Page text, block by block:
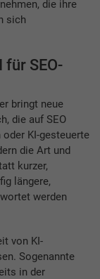
die ihre
sich
SEO-
bringt neue
die auf SEO
KI-gesteuerte
die Art und
kurzer,
längere,
werden
von KI-
Sogenannte
in der